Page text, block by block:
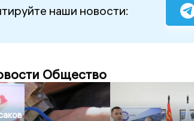
наши новости:
Общество